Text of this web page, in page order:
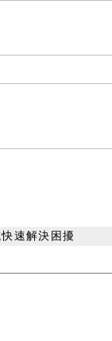
速解決困擾